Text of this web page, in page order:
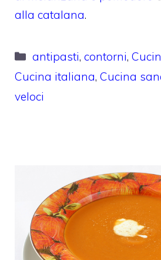
alla catalana.
Categorie
antipasti,contorni,
Cucina italiana, Cucina
veloci